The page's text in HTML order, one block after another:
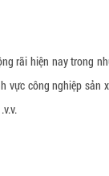
rãi hiện nay trong
vực công nghiệp sản
.v.v.